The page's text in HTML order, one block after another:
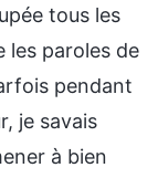
tous les
les paroles de
pendant
je savais
à bien